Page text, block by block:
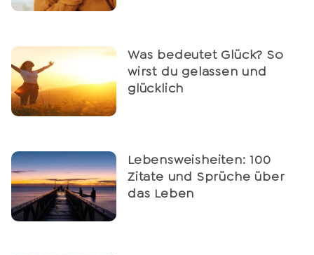
Was bedeutet Glück? So
wirst du gelassen und
glücklich
Lebensweisheiten: 100
Zitate und Sprüche über
das Leben